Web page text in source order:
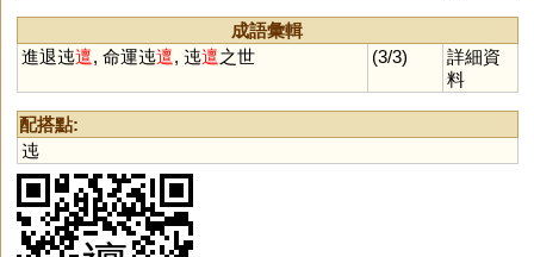
成語彙輯
進退迍邅, 命運迍邅, 迍邅之世 (3/3)
詳細資
料
配搭點:
迍